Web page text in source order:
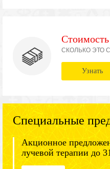
СКОЛЬКО ЭТО
Узнать
Специальные
Акционное
лучевой терапии до